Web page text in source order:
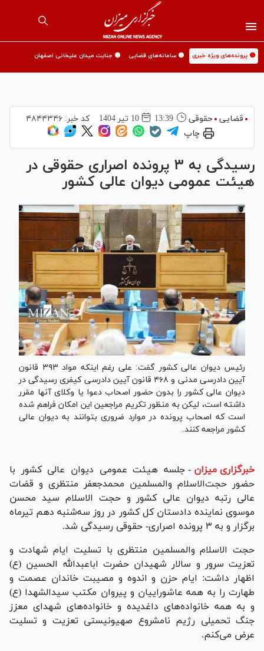
🟡 پرونده‌های ویژه خبری 🟡 سامانه‌های قضایی 🟡 جنایت میدان علیخانی اصفهان
قضایی حقوقی 13:39 10 تير 1404 کد خبر: ۴۸۴۴۳۴۶
چاپ
رسیدگی به ۳ پرونده اصراری حقوقی در
هیئت عمومی دیوان عالی کشور
رئیس دیوان عالی کشور گفت: علی رغم اینکه مواد ۳۹۳ قانون
آیین دادرسی مدنی و ۴۶۸ قانون آیین دادرسی کیفری رسیدگی در
دیوان عالی کشور را بدون حضور اصحاب دعوا یا وکلای آنها مقرر
داشته است، لیکن به منظور تکریم مراجعین این امکان فراهم شده
است که اصحاب پرونده در موارد ضروری بتوانند به دیوان عالی
کشور مراجعه کنند.
خبرگزاری میزان - جلسه هیئت عمومی دیوان عالی کشور با
حضور حجت‌الاسلام والمسلمین محمدجعفر منتظری و قضات
عالی رتبه دیوان عالی کشور و حجت الاسلام سید محسن
موسوی نماینده دادستان کل کشور در روز سه‌شنبه دهم تیرماه
برگزار و به ۳ پرونده اصراری- حقوقی رسیدگی شد.
حجت الاسلام والمسلمین منتظری با تسلیت ایام شهادت و
تعزیت سرور و سالار شهیدان حضرت اباعبدالله الحسین (ع)
اظهار داشت: ایام حزن و اندوه و مصیبت خاندان عصمت و
طهارت را به همه عاشوراییان و پیروان مکتب سیدالشهدا (ع)
و به همه خانواده‌های داغدیده و خانواده‌های شهدای معزز
جنگ تحمیلی رژیم نامشروع صهیونیستی تعزیت و تسلیت
عرض می‌کنم.